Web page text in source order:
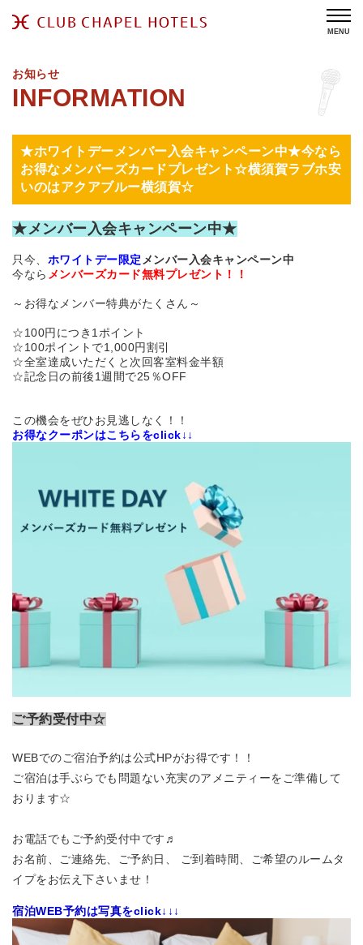
MENU
お知らせ
★ホワイトデーメンバー入会キャンペーン中★今なら
お得なメンバーズカードプレゼント☆横須賀ラブホ安
いのはアクアブルー横須賀☆
★メンバー入会キャンペーン中★
只今、 ホワイトデー限定 メンバー入会キャンペーン中
今なら メンバーズカード無料プレゼント！！
～お得なメンバー特典がたくさん～
☆100円につき1ポイント
☆100ポイントで1,000円割引
☆全室達成いただくと次回客室料金半額
☆記念日の前後1週間で25％OFF
この機会をぜひお見逃しなく！！
お得なクーポンはこちらをclick↓↓
ご予約受付中☆
WEBでのご宿泊予約は公式HPがお得です！！
ご宿泊は手ぶらでも問題ない充実のアメニティーをご準備して
おります☆
お電話でもご予約受付中です♬
お名前、ご連絡先、ご予約日、 ご到着時間、ご希望のルームタ
イプをお伝え下さいませ！
宿泊WEB予約は写真をclick↓↓↓